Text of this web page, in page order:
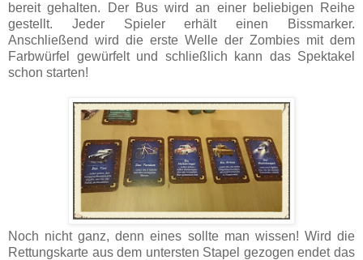
bereit gehalten. Der Bus wird an einer beliebigen Reihe
gestellt. Jeder Spieler erhält einen Bissmarker.
Anschließend wird die erste Welle der Zombies mit dem
Farbwürfel gewürfelt und schließlich kann das Spektakel
schon starten!
Noch nicht ganz, denn eines sollte man wissen! Wird die
Rettungskarte aus dem untersten Stapel gezogen endet das